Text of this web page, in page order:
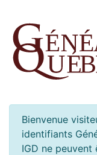
Bienvenue
identifiants
IGD ne